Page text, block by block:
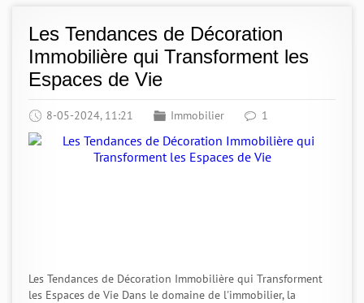
Les Tendances de Décoration
Immobilière qui Transforment les
Espaces de Vie
8-05-2024, 11:21 Immobilier 1
Les Tendances de Décoration Immobilière qui Transforment
les Espaces de Vie Dans le domaine de l'immobilier, la